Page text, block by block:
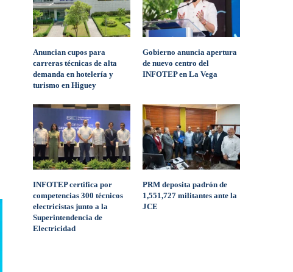
Anuncian cupos para
carreras técnicas de alta
demanda en hotelería y
turismo en Higuey
Gobierno anuncia apertura
de nuevo centro del
INFOTEP en La Vega
INFOTEP certifica por
competencias 300 técnicos
electricistas junto a la
Superintendencia de
Electricidad
PRM deposita padrón de
1,551,727 militantes ante la
JCE